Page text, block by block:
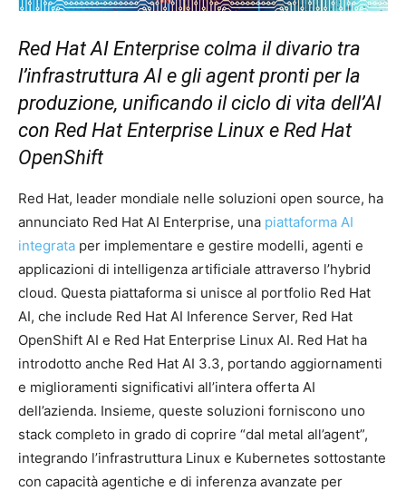
Red Hat AI Enterprise colma il divario tra
l’infrastruttura AI e gli agent pronti per la
produzione, unificando il ciclo di vita dell’AI
con Red Hat Enterprise Linux e Red Hat
OpenShift
Red Hat, leader mondiale nelle soluzioni open source, ha
annunciato Red Hat AI Enterprise, una piattaforma AI
integrata per implementare e gestire modelli, agenti e
applicazioni di intelligenza artificiale attraverso l’hybrid
cloud. Questa piattaforma si unisce al portfolio Red Hat
AI, che include Red Hat AI Inference Server, Red Hat
OpenShift AI e Red Hat Enterprise Linux AI. Red Hat ha
introdotto anche Red Hat AI 3.3, portando aggiornamenti
e miglioramenti significativi all’intera offerta AI
dell’azienda. Insieme, queste soluzioni forniscono uno
stack completo in grado di coprire “dal metal all’agent”,
integrando l’infrastruttura Linux e Kubernetes sottostante
con capacità agentiche e di inferenza avanzate per